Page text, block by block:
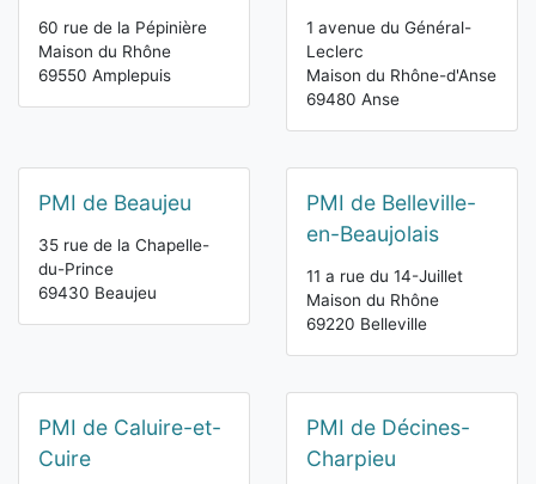
60 rue de la Pépinière
Maison du Rhône
69550 Amplepuis
1 avenue du Général-
Leclerc
Maison du Rhône-d'Anse
69480 Anse
PMI de Beaujeu
35 rue de la Chapelle-
du-Prince
69430 Beaujeu
PMI de Belleville-
en-Beaujolais
11 a rue du 14-Juillet
Maison du Rhône
69220 Belleville
PMI de Caluire-et-
Cuire
PMI de Décines-
Charpieu